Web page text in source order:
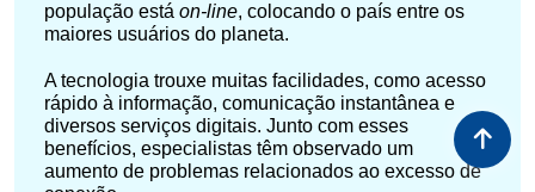
população está on-line, colocando o país entre os
maiores usuários do planeta.
A tecnologia trouxe muitas facilidades, como acesso
rápido à informação, comunicação instantânea e
diversos serviços digitais. Junto com esses
benefícios, especialistas têm observado um
aumento de problemas relacionados ao excesso de